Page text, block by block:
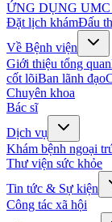
ỨNG DỤNG UMC
Đặt lịch khámĐấu
Về Bệnh viện
Giới thiệu tổng quan
cốt lõiBan lãnh đạo
Chuyên khoa
Bác sĩ
Dịch vụ
Khám bệnh ngoại
Thư viện sức khỏe
Tin tức & Sự kiện
Công tác xã hội